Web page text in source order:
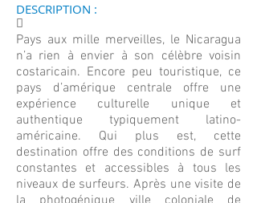
DESCRIPTION :
􀀄
Pays aux mille merveilles, le Nicaragua
n’a rien à envier à son célèbre voisin
costaricain. Encore peu touristique, ce
pays d’amérique centrale offre une
expérience culturelle unique et
authentique typiquement latino-
américaine. Qui plus est, cette
destination offre des conditions de surf
constantes et accessibles à tous les
niveaux de surfeurs. Après une visite de